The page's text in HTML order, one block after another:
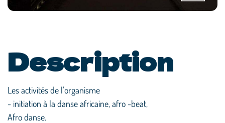
Description
Les activités de l'organisme
- initiation à la danse africaine, afro -beat,
Afro danse.